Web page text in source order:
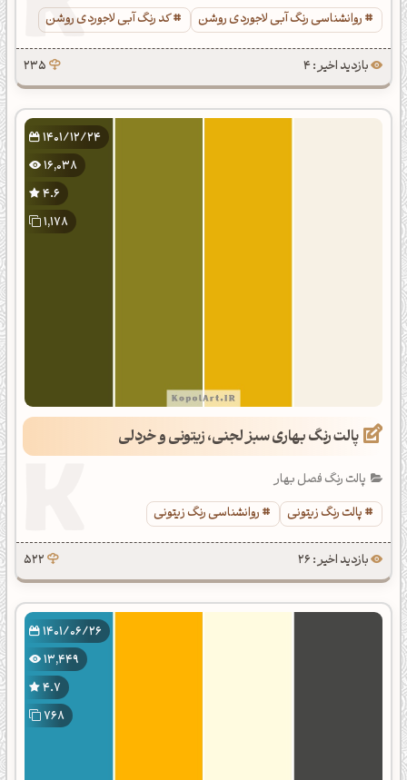
روانشناسی رنگ آبی لاجوردی روشن
کد رنگ آبی لاجوردی روشن
بازدید اخیر : 4 235
1401/12/24
16,038
4.6
1,178
پالت رنگ بهاری سبز لجنی، زیتونی و خردلی
پالت رنگ فصل بهار
پالت رنگ زیتونی
روانشناسی رنگ زیتونی
بازدید اخیر : 26 522
1401/06/26
13,449
4.7
768